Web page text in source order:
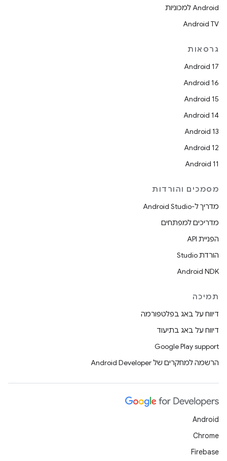
Android למכוניות
Android TV
גרסאות
Android 17
Android 16
Android 15
Android 14
Android 13
Android 12
Android 11
מסמכים והורדות
מדריך ל-Android Studio
מדריכים למפתחים
הפניית API
הורדת Studio
Android NDK
תמיכה
דיווח על באג בפלטפורמה
דיווח על באג בתיעוד
Google Play support
הרשמה למחקרים של Android Developer
Android
Chrome
Firebase